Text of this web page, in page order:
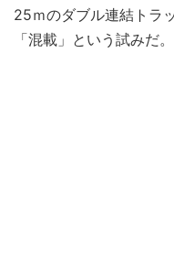
25ｍのダブル連結トラ
「混載」という試みだ。